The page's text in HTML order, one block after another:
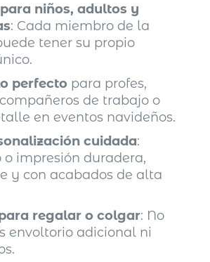
niños, adultos y
: Cada miembro de la
tener su propio
perfecto para profes,
de trabajo o
en eventos navideños.
cuidada:
o impresión duradera,
y con acabados de alta
regalar o colgar: No
envoltorio adicional ni